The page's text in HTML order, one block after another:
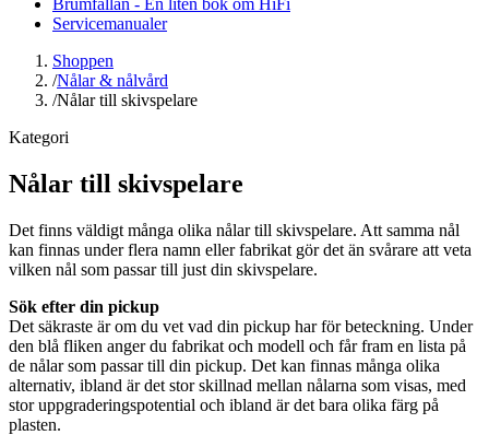
Servicemanualer
Shoppen
/Nålar & nålvård
/Nålar till skivspelare
Kategori
Nålar till skivspelare
Det finns väldigt många olika nålar till skivspelare. Att samma nål
kan finnas under flera namn eller fabrikat gör det än svårare att veta
vilken nål som passar till just din skivspelare.
Sök efter din pickup
Det säkraste är om du vet vad din pickup har för beteckning. Under
den blå fliken anger du fabrikat och modell och får fram en lista på
de nålar som passar till din pickup. Det kan finnas många olika
alternativ, ibland är det stor skillnad mellan nålarna som visas, med
stor uppgraderingspotential och ibland är det bara olika färg på
plasten.